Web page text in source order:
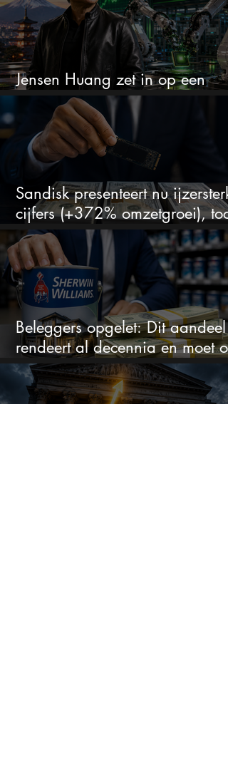
Jensen Huang zet in op een
aandeel dat bijna niemand kent
Sandisk presenteert nu
cijfers (+372% omzetgroei), toch
zakt het aandeel weg
Beleggers opgelet: Dit aandeel
rendeert al decennia en moet op
je watchlist staan!